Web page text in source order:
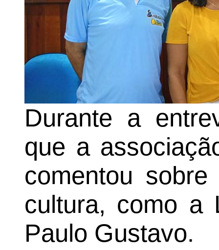
Durante a
que a
comentou
cultura, como a
Paulo Gustavo.